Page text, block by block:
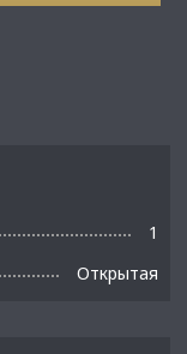
1
Открытая